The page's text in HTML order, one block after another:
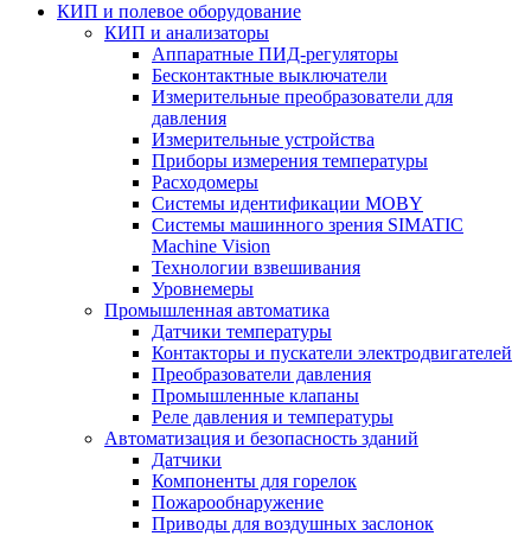
КИП и полевое оборудование
КИП и анализаторы
Аппаратные ПИД-регуляторы
Бесконтактные выключатели
Измерительные преобразователи для
давления
Измерительные устройства
Приборы измерения температуры
Расходомеры
Системы идентификации MOBY
Системы машинного зрения SIMATIC
Machine Vision
Технологии взвешивания
Уровнемеры
Промышленная автоматика
Датчики температуры
Контакторы и пускатели электродвигателей
Преобразователи давления
Промышленные клапаны
Реле давления и температуры
Автоматизация и безопасность зданий
Датчики
Компоненты для горелок
Пожарообнаружение
Приводы для воздушных заслонок